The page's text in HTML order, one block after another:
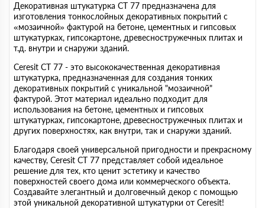
Декоративная штукатурка CT 77 предназначена для
изготовления тонкослойных декоративных покрытий с
«мозаичной» фактурой на бетоне, цементных и гипсовых
штукатурках, гипсокартоне, древесностружечных плитах и
т.д. внутри и снаружи зданий.
Ceresit CT 77 - это высококачественная декоративная
штукатурка, предназначенная для создания тонких
декоративных покрытий с уникальной "мозаичной"
фактурой. Этот материал идеально подходит для
использования на бетоне, цементных и гипсовых
штукатурках, гипсокартоне, древесностружечных плитах и
других поверхностях, как внутри, так и снаружи зданий.
Благодаря своей универсальной пригодности и прекрасному
качеству, Ceresit CT 77 представляет собой идеальное
решение для тех, кто ценит эстетику и качество
поверхностей своего дома или коммерческого объекта.
Создавайте элегантный и долговечный декор с помощью
этой уникальной декоративной штукатурки от Ceresit!